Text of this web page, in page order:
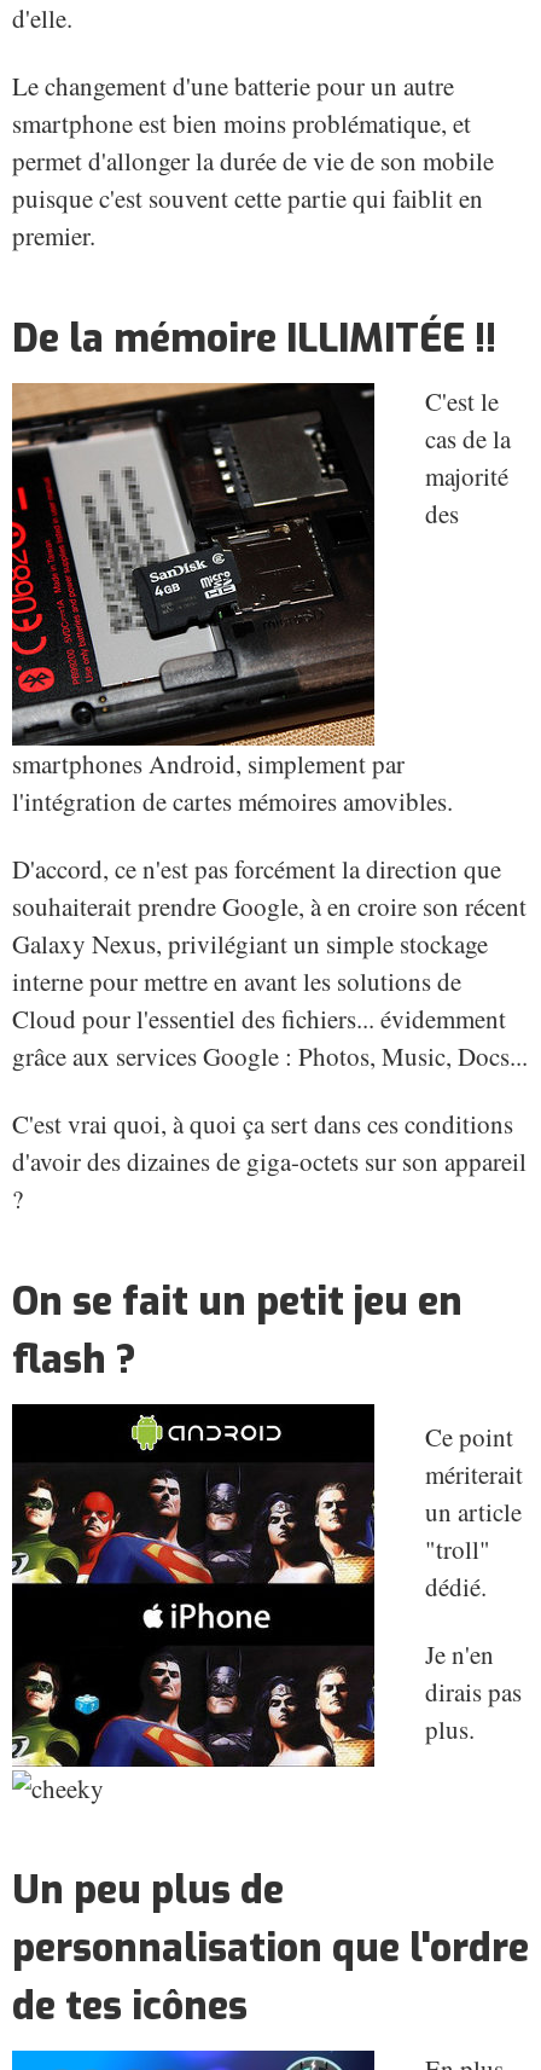
d'elle.
Le changement d'une batterie pour un autre
smartphone est bien moins problématique, et
permet d'allonger la durée de vie de son mobile
puisque c'est souvent cette partie qui faiblit en
premier.
De la mémoire ILLIMITÉE !!
C'est le
cas de la
majorité
des
smartphones Android, simplement par
l'intégration de cartes mémoires amovibles.
D'accord, ce n'est pas forcément la direction que
souhaiterait prendre Google, à en croire son récent
Galaxy Nexus, privilégiant un simple stockage
interne pour mettre en avant les solutions de
Cloud pour l'essentiel des fichiers... évidemment
grâce aux services Google : Photos, Music, Docs...
C'est vrai quoi, à quoi ça sert dans ces conditions
d'avoir des dizaines de giga-octets sur son appareil
?
On se fait un petit jeu en
flash ?
Ce point
mériterait
un article
"troll"
dédié.
Je n'en
dirais pas
plus.
Un peu plus de
personnalisation que l'ordre
de tes icônes